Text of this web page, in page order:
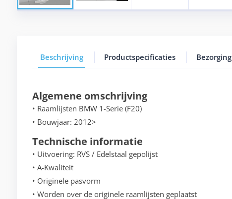
Beschrijving Productspecificaties Bezorging
Algemene omschrijving
• Raamlijsten BMW 1-Serie (F20)
• Bouwjaar: 2012>
Technische informatie
• Uitvoering: RVS / Edelstaal gepolijst
• A-Kwaliteit
• Originele pasvorm
• Worden over de originele raamlijsten geplaatst